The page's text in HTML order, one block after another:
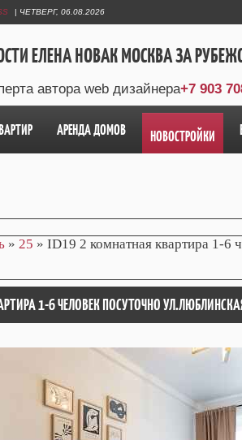
| ЧЕТВЕРГ, 06.08.2026
ЕЛЕНА НОВАК МОСКВА ЗА
автора web дизайнера+7 903
АРЕНДА ДОМОВ НОВОСТРОЙКИ
» 25 » ID19 2 комнатная квартира 1-6
1-6 ЧЕЛОВЕК ПОСУТОЧНО